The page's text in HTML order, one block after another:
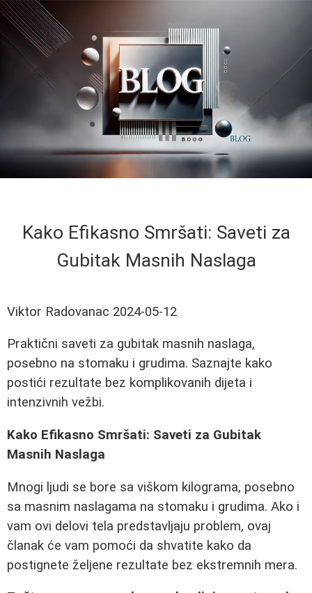
Kako Efikasno Smršati: Saveti za
Gubitak Masnih Naslaga
Viktor Radovanac 2024-05-12
Praktični saveti za gubitak masnih naslaga,
posebno na stomaku i grudima. Saznajte kako
postići rezultate bez komplikovanih dijeta i
intenzivnih vežbi.
Kako Efikasno Smršati: Saveti za Gubitak
Masnih Naslaga
Mnogi ljudi se bore sa viškom kilograma, posebno
sa masnim naslagama na stomaku i grudima. Ako i
vam ovi delovi tela predstavljaju problem, ovaj
članak će vam pomoći da shvatite kako da
postignete željene rezultate bez ekstremnih mera.